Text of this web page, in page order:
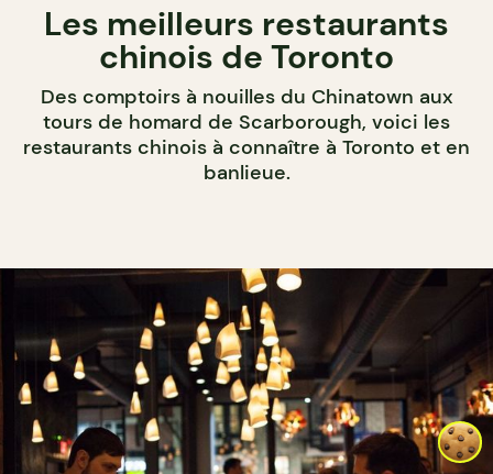
Les meilleurs restaurants
chinois de Toronto
Des comptoirs à nouilles du Chinatown aux
tours de homard de Scarborough, voici les
restaurants chinois à connaître à Toronto et en
banlieue.